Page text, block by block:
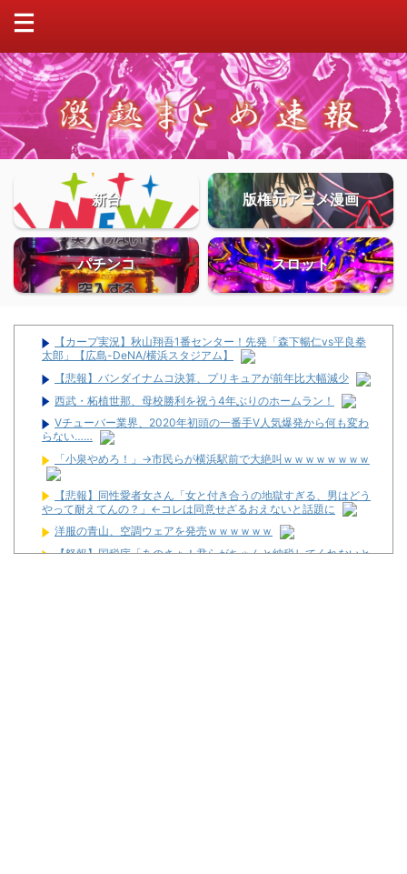
新台 版権元アニメ漫画
パチンコ スロット
【カープ実況】秋山翔吾1番センター！先発「森下暢仁vs平良拳
太郎」【広島-DeNA/横浜スタジアム】
【悲報】バンダイナムコ決算、プリキュアが前年比大幅減少
西武・柘植世那、母校勝利を祝う4年ぶりのホームラン！
Vチューバー業界、2020年初頭の一番手V人気爆発から何も変わ
らない……
「小泉やめろ！」→市民らが横浜駅前で大絶叫ｗｗｗｗｗｗｗｗ
【悲報】同性愛者女さん「女と付き合うの地獄すぎる、男はどう
やって耐えてんの？」←コレは同意せざるおえないと話題に
洋服の青山、空調ウェアを発売ｗｗｗｗｗｗ
【怒報】国税庁「あのさぁ！君らがちゃんと納税してくれないと